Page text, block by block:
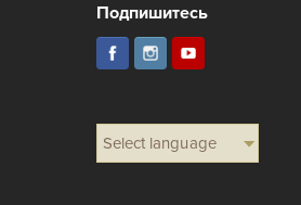
Подпишитесь
Select language